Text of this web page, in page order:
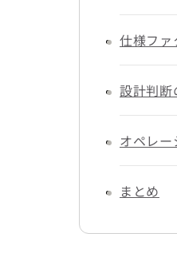
仕様ファ
設計判断
オペレ
まとめ